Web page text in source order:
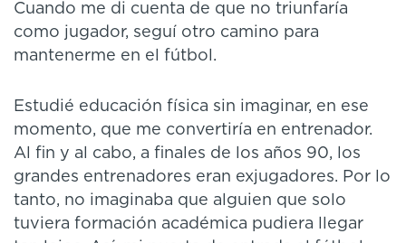
Cuando me di cuenta de que no triunfaría
como jugador, seguí otro camino para
mantenerme en el fútbol.
Estudié educación física sin imaginar, en ese
momento, que me convertiría en entrenador.
Al fin y al cabo, a finales de los años 90, los
grandes entrenadores eran exjugadores. Por lo
tanto, no imaginaba que alguien que solo
tuviera formación académica pudiera llegar